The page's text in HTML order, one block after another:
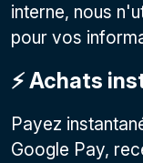
interne, nous
pour vos
⚡️ Achats
Payez
Google Pay,